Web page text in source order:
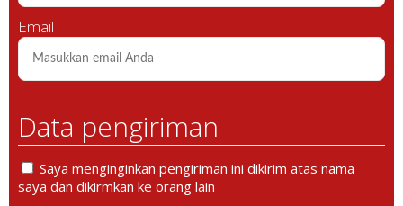
Email
Data pengiriman
Saya menginginkan pengiriman ini dikirim atas nama
saya dan dikirmkan ke orang lain